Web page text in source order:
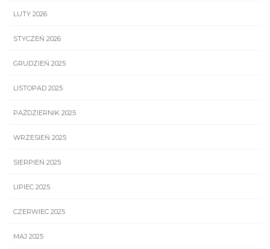
LUTY 2026
STYCZEŃ 2026
GRUDZIEŃ 2025
LISTOPAD 2025
PAŹDZIERNIK 2025
WRZESIEŃ 2025
SIERPIEŃ 2025
LIPIEC 2025
CZERWIEC 2025
MAJ 2025